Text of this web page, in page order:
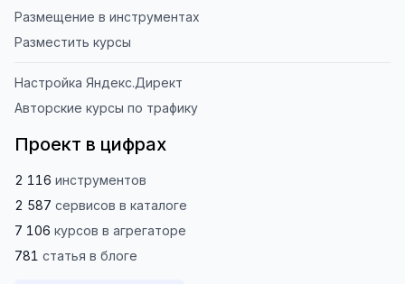
Размещение в инструментах
Разместить курсы
Настройка Яндекс.Директ
Авторские курсы по трафику
Проект в цифрах
2 116 инструментов
2 587 сервисов в каталоге
7 106 курсов в агрегаторе
781 статья в блоге